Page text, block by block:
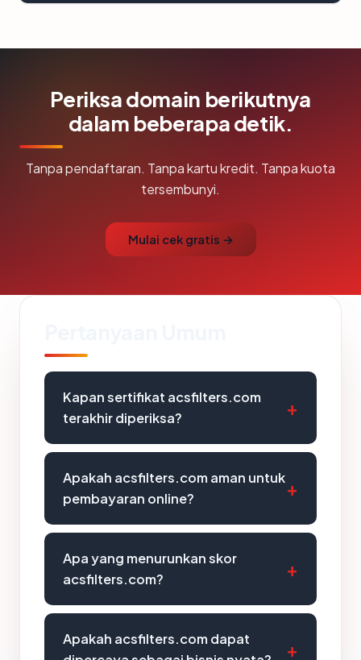
Periksa domain berikutnya
dalam beberapa detik.
Tanpa pendaftaran. Tanpa kartu kredit. Tanpa kuota
tersembunyi.
Mulai cek gratis →
Kapan sertifikat acsfilters.com
terakhir diperiksa?
Apakah acsfilters.com aman untuk
pembayaran online?
Apa yang menurunkan skor
acsfilters.com?
Apakah acsfilters.com dapat